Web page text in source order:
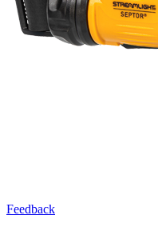
Feedback